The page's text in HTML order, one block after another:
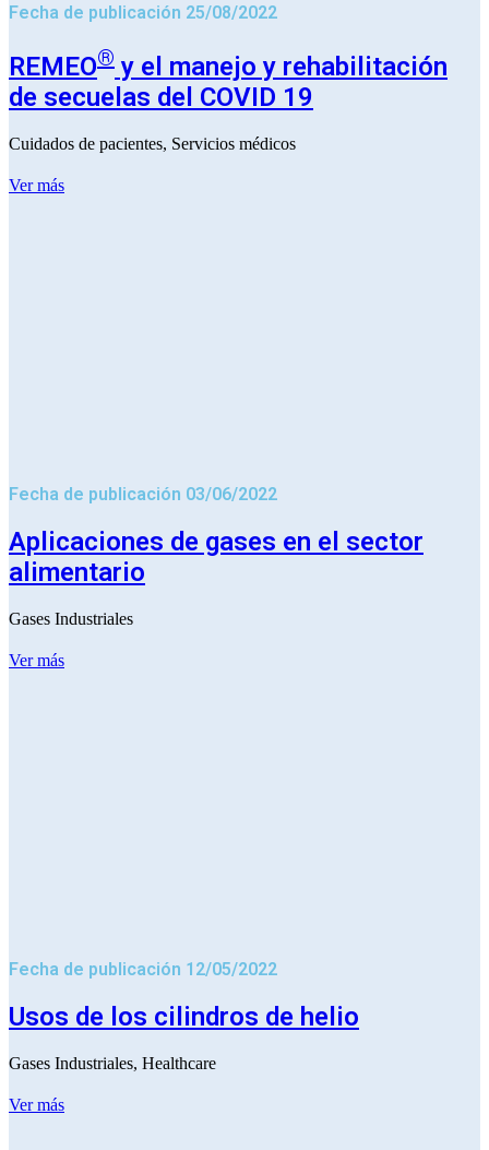
Fecha de publicación 25/08/2022
REMEO® y el manejo y rehabilitación
de secuelas del COVID 19
Cuidados de pacientes, Servicios médicos
Ver más
Fecha de publicación 03/06/2022
Aplicaciones de gases en el sector
alimentario
Gases Industriales
Ver más
Fecha de publicación 12/05/2022
Usos de los cilindros de helio
Gases Industriales, Healthcare
Ver más